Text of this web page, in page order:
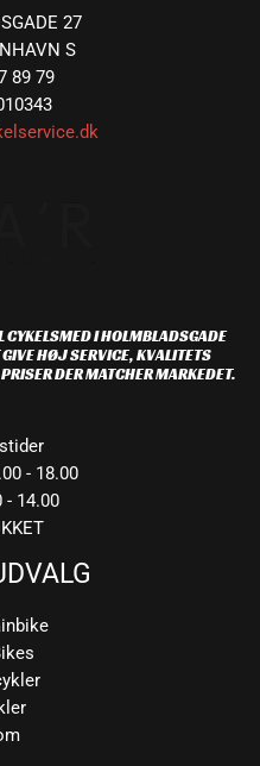
27
S
89 79
CYKELSMED I HOLMBLADSGADE
HØJ SERVICE, KVALITETS
DER MATCHER MARKEDET.
- 18.00
- 14.00